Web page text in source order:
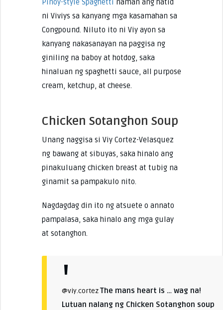
ni Viviys sa kanyang mga kasamahan sa
Congpound. Niluto ito ni Viy ayon sa
kanyang nakasanayan na paggisa ng
giniling na baboy at hotdog, saka
hinaluan ng spaghetti sauce, all purpose
cream, ketchup, at cheese.
Chicken Sotanghon Soup
Unang naggisa si Viy Cortez-Velasquez
ng bawang at sibuyas, saka hinalo ang
pinakuluang chicken breast at tubig na
ginamit sa pampakulo nito.
Nagdagdag din ito ng atsuete o annato
pampalasa, saka hinalo ang mga gulay
at sotanghon.
@viy.cortezThe mans heart is … wag na!
Lutuan nalang ng Chicken Sotanghon soup